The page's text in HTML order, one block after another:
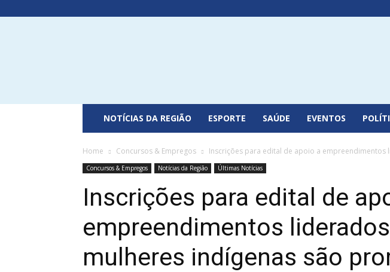
NOTÍCIAS DA REGIÃO ESPORTE SAÚDE EVENTOS
Home Concursos & Empregos Inscrições para edital de apoio a empreendimentos
Concursos & Empregos Notícias da Região Últimas Notícias
Inscrições para edital de
empreendimentos
mulheres indígenas são